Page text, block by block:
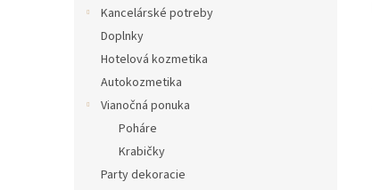
Kancelárské potreby
Doplnky
Hotelová kozmetika
Autokozmetika
Vianočná ponuka
Poháre
Krabičky
Party dekoracie